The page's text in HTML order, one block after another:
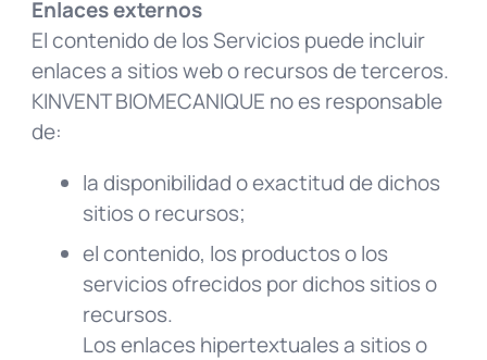
Enlaces externos
El contenido de los Servicios puede incluir
enlaces a sitios web o recursos de terceros.
KINVENT BIOMECANIQUE no es responsable
de:
la disponibilidad o exactitud de dichos
sitios o recursos;
el contenido, los productos o los
servicios ofrecidos por dichos sitios o
recursos.
Los enlaces hipertextuales a sitios o